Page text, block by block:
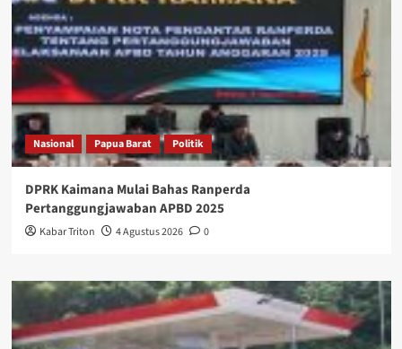
Nasional Papua Barat Politik
DPRK Kaimana Mulai Bahas Ranperda
Pertanggungjawaban APBD 2025
Kabar Triton 4 Agustus 2026 0